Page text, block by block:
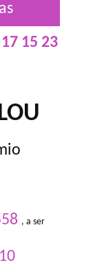
15 23
, a ser